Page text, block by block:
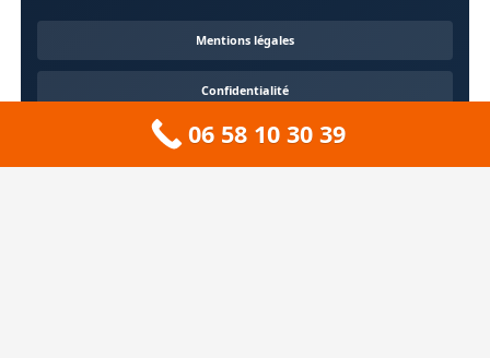
Mentions légales
Confidentialité
Contact
06 58 10 30 39